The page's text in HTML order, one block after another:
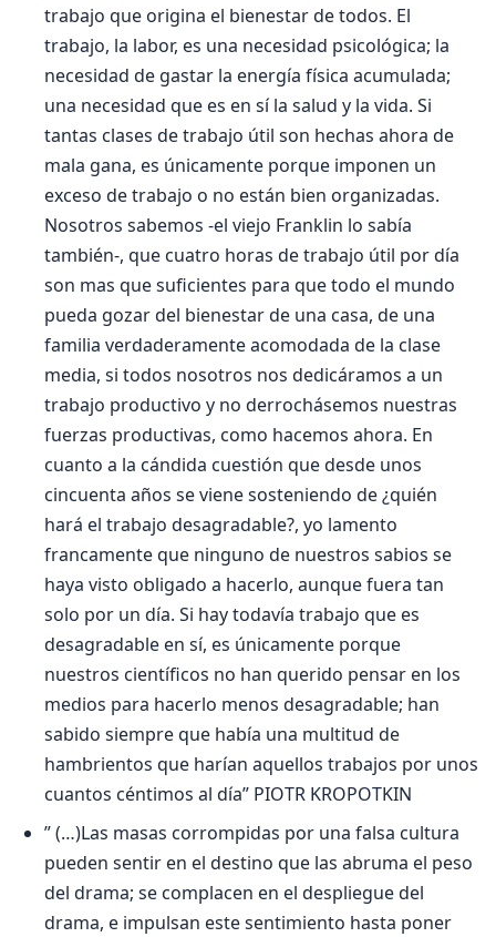
trabajo que origina el bienestar de todos. El
trabajo, la labor, es una necesidad psicológica; la
necesidad de gastar la energía física acumulada;
una necesidad que es en sí la salud y la vida. Si
tantas clases de trabajo útil son hechas ahora de
mala gana, es únicamente porque imponen un
exceso de trabajo o no están bien organizadas.
Nosotros sabemos -el viejo Franklin lo sabía
también-, que cuatro horas de trabajo útil por día
son mas que suficientes para que todo el mundo
pueda gozar del bienestar de una casa, de una
familia verdaderamente acomodada de la clase
media, si todos nosotros nos dedicáramos a un
trabajo productivo y no derrochásemos nuestras
fuerzas productivas, como hacemos ahora. En
cuanto a la cándida cuestión que desde unos
cincuenta años se viene sosteniendo de ¿quién
hará el trabajo desagradable?, yo lamento
francamente que ninguno de nuestros sabios se
haya visto obligado a hacerlo, aunque fuera tan
solo por un día. Si hay todavía trabajo que es
desagradable en sí, es únicamente porque
nuestros científicos no han querido pensar en los
medios para hacerlo menos desagradable; han
sabido siempre que había una multitud de
hambrientos que harían aquellos trabajos por unos
cuantos céntimos al día” PIOTR KROPOTKIN
” (…)Las masas corrompidas por una falsa cultura
pueden sentir en el destino que las abruma el peso
del drama; se complacen en el despliegue del
drama, e impulsan este sentimiento hasta poner